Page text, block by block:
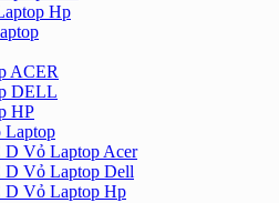
Hp
ACER
DELL
HP
D Vỏ Laptop Acer
D Vỏ Laptop Dell
D Vỏ Laptop Hp